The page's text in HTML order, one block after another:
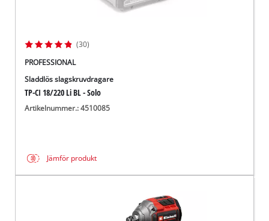
(30)
PROFESSIONAL
Sladdlös slagskruvdragare
TP-CI 18/220 Li BL - Solo
Artikelnummer.: 4510085
Jämför produkt